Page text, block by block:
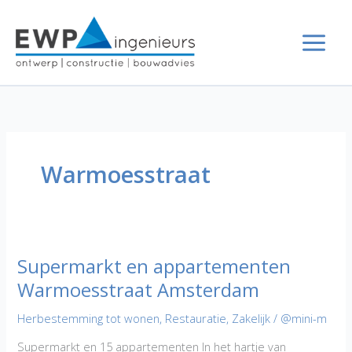
inhoud
Warmoesstraat
Supermarkt en appartementen
Warmoesstraat Amsterdam
Herbestemming tot wonen, Restauratie, Zakelijk / @mini-m
Supermarkt en 15 appartementen In het hartje van